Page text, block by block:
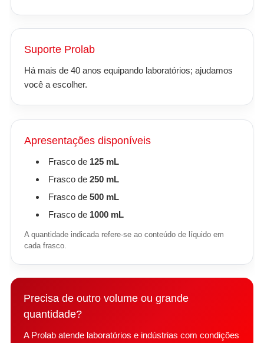
Suporte Prolab
Há mais de 40 anos equipando laboratórios; ajudamos
você a escolher.
Apresentações disponíveis
Frasco de 125 mL
Frasco de 250 mL
Frasco de 500 mL
Frasco de 1000 mL
A quantidade indicada refere-se ao conteúdo de líquido em
cada frasco.
Precisa de outro volume ou grande
quantidade?
A Prolab atende laboratórios e indústrias com condições